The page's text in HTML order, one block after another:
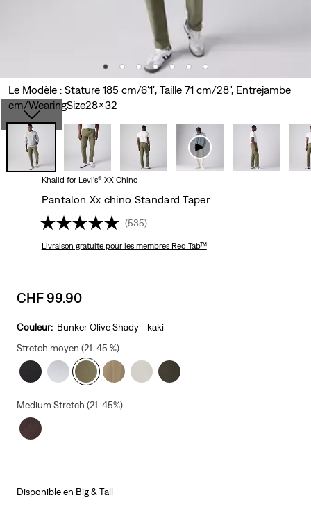
Le Modèle : Stature 185 cm/6'1", Taille 71 cm/28", Entrejambe
cm/WearingSize28x32
Khalid for Levi’s® XX Chino
Pantalon Xx chino Standard Taper
(535)
Livraison gratuitepour les membres Red Tab™
Sale
is
CHF 99.90
Couleur: Bunker Olive Shady - kaki
Stretch moyen (21-45 %)
Medium Stretch (21-45%)
Disponible en Big & Tall